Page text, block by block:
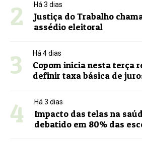
2 Há 3 dias
Justiça do Trabalho
assédio eleitoral
3 Há 4 dias
Copom inicia nesta terça
definir taxa básica de
4 Há 3 dias
Impacto das telas na
debatido em 80% das